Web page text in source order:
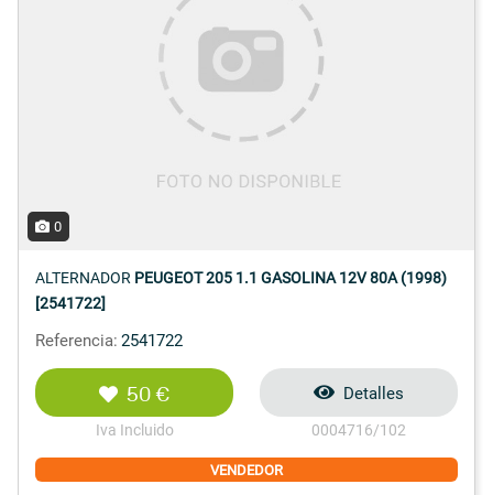
0
ALTERNADOR PEUGEOT 205 1.1 GASOLINA 12V 80A (1998)
[2541722]
Referencia: 2541722
50 €
Iva Incluido
Detalles
0004716/102
VENDEDOR